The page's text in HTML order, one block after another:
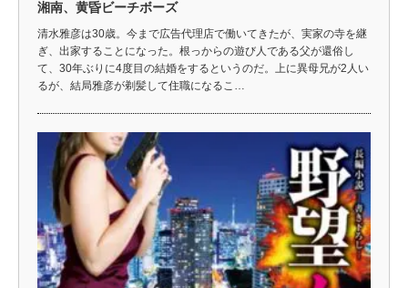
湘南、黄昏ビーチボーズ
清水雅彦は30歳。今まで広告代理店で働いてきたが、実家の寺を継
ぎ、出家することになった。根っからの遊び人である父が還俗し
て、30年ぶりに4度目の結婚をするというのだ。上に異母兄が2人い
るが、結局雅彦が剃髪して住職になるこ…